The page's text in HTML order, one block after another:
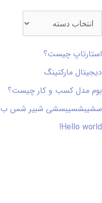
استارتاپ چیست؟
دیجیتال مارکتینگ
بوم مدل کسب و کار چیست؟
سشیبشسیبسشی شبیر شس ب
Hello world!